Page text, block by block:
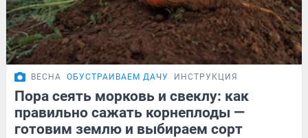
ВЕСНА ОБУСТРАИВАЕМ ДАЧУ ИНСТРУКЦИЯ
Пора сеять морковь и свеклу: как
правильно сажать корнеплоды —
готовим землю и выбираем сорт